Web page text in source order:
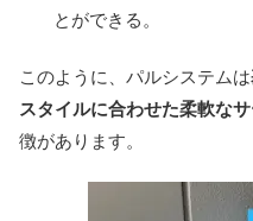
とができる。
このように、パルシステムは
スタイルに合わせた柔軟な
徴があります。